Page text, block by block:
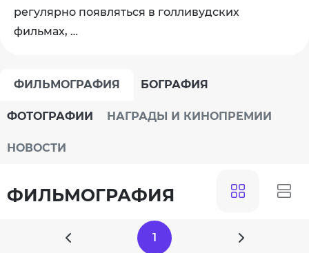
регулярно появляться в голливудских
фильмах, …
ФИЛЬМОГРАФИЯ БОГРАФИЯ
ФОТОГРАФИИ НАГРАДЫ И КИНОПРЕМИИ
НОВОСТИ
ФИЛЬМОГРАФИЯ
1